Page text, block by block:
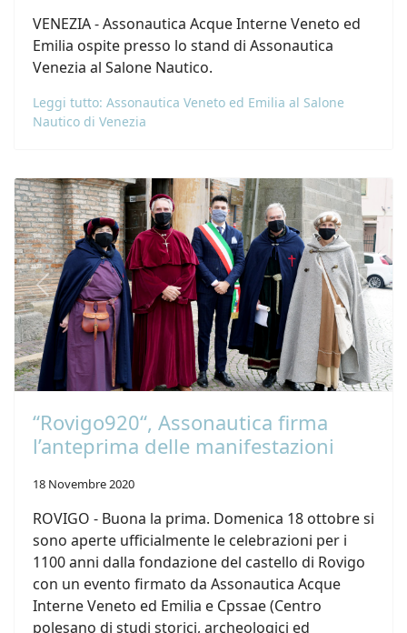
VENEZIA - Assonautica Acque Interne Veneto ed
Emilia ospite presso lo stand di Assonautica
Venezia al Salone Nautico.
Leggi tutto: Assonautica Veneto ed Emilia al Salone
Nautico di Venezia
Previous Next
“Rovigo920“, Assonautica firma
l’anteprima delle manifestazioni
18 Novembre 2020
ROVIGO - Buona la prima. Domenica 18 ottobre si
sono aperte ufficialmente le celebrazioni per i
1100 anni dalla fondazione del castello di Rovigo
con un evento firmato da Assonautica Acque
Interne Veneto ed Emilia e Cpssae (Centro
polesano di studi storici, archeologici ed